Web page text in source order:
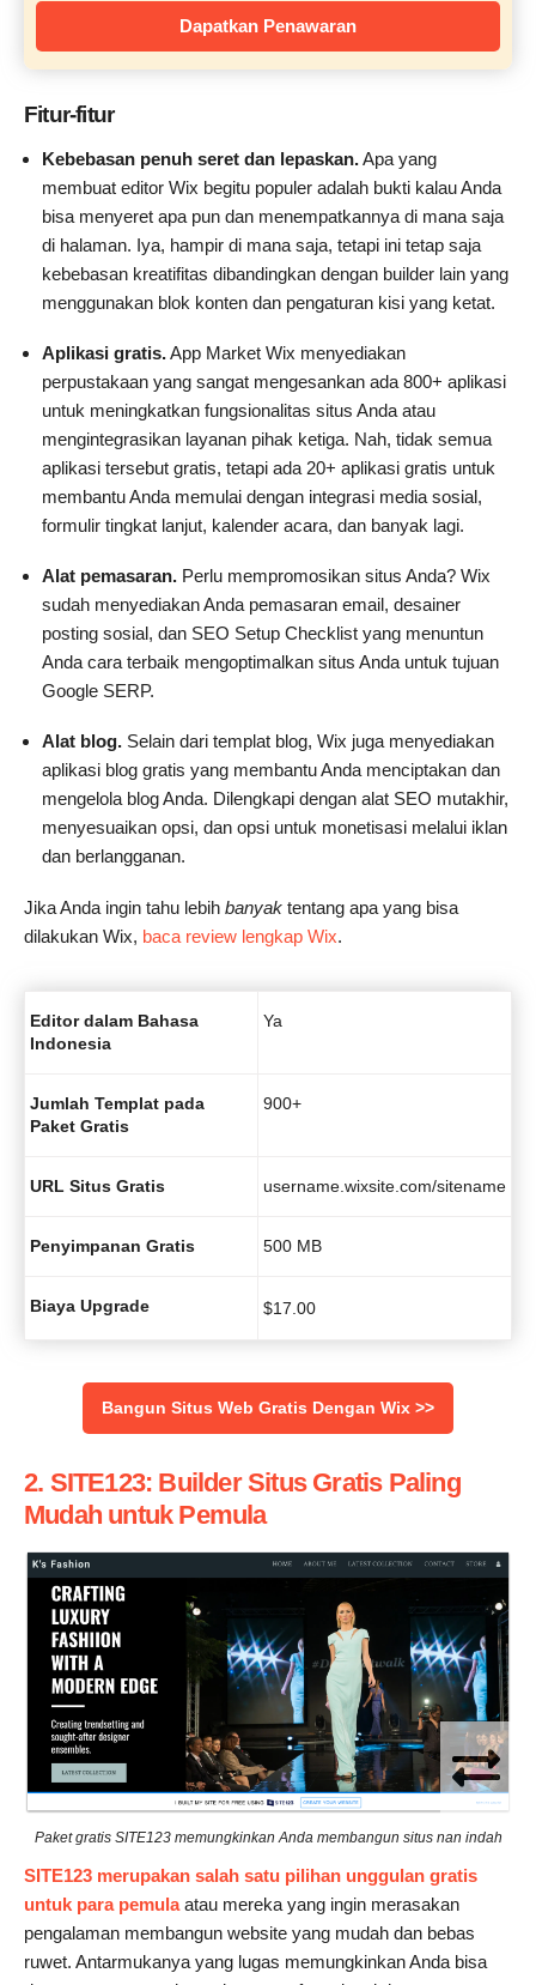
Dapatkan Penawaran
Fitur-fitur
Kebebasan penuh seret dan lepaskan.Apa yang
membuat editor Wix begitu populer adalah bukti kalau Anda
bisa menyeret apa pun dan menempatkannya di mana saja
di halaman. Iya, hampir di mana saja, tetapi ini tetap saja
kebebasan kreatifitas dibandingkan dengan builder lain yang
menggunakan blok konten dan pengaturan kisi yang ketat.
Aplikasi gratis.App Market Wix menyediakan
perpustakaan yang sangat mengesankan ada 800+ aplikasi
untuk meningkatkan fungsionalitas situs Anda atau
mengintegrasikan layanan pihak ketiga. Nah, tidak semua
aplikasi tersebut gratis, tetapi ada 20+ aplikasi gratis untuk
membantu Anda memulai dengan integrasi media sosial,
formulir tingkat lanjut, kalender acara, dan banyak lagi.
Alat pemasaran. Perlu mempromosikan situs Anda? Wix
sudah menyediakan Anda pemasaran email, desainer
posting sosial, dan SEO Setup Checklist yang menuntun
Anda cara terbaik mengoptimalkan situs Anda untuk tujuan
Google SERP.
Alat blog. Selain dari templat blog, Wix juga menyediakan
aplikasi blog gratis yang membantu Anda menciptakan dan
mengelola blog Anda. Dilengkapi dengan alat SEO mutakhir,
menyesuaikan opsi, dan opsi untuk monetisasi melalui iklan
dan berlangganan.
Jika Anda ingin tahu lebih banyak tentang apa yang bisa
dilakukan Wix, baca review lengkap Wix.
Editor dalam Bahasa
Indonesia
Ya
Jumlah Templat pada
Paket Gratis
900+
URL Situs Gratis username.wixsite.com/sitename
Penyimpanan Gratis 500 MB
Biaya Upgrade $17.00
Bangun Situs Web Gratis Dengan Wix >>
2. SITE123: Builder Situs Gratis Paling
Mudah untuk Pemula
Paket gratis SITE123 memungkinkan Anda membangun situs nan indah
SITE123 merupakan salah satu pilihan unggulan gratis
untuk para pemulaatau mereka yang ingin merasakan
pengalaman membangun website yang mudah dan bebas
ruwet. Antarmukanya yang lugas memungkinkan Anda bisa